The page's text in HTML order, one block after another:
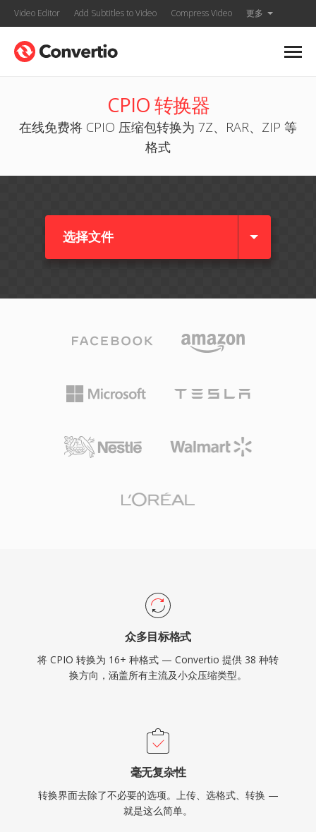
Video Editor Add Subtitles to Video Compress Video 更多
CPIO 转换器
在线免费将 CPIO 压缩包转换为 7Z、RAR、ZIP 等
格式
选择文件
众多目标格式
将 CPIO 转换为 16+ 种格式 — Convertio 提供 38 种转
换方向，涵盖所有主流及小众压缩类型。
毫无复杂性
转换界面去除了不必要的选项。上传、选格式、转换 —
就是这么简单。